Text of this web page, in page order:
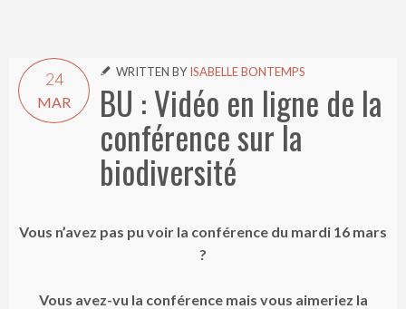
24
MAR
 WRITTEN BYISABELLE BONTEMPS
BU : Vidéo en ligne de la
conférence sur la
biodiversité
Vous n’avez pas pu voir la conférence du mardi 16 mars
?
Vous avez-vu la conférence mais vous aimeriez la